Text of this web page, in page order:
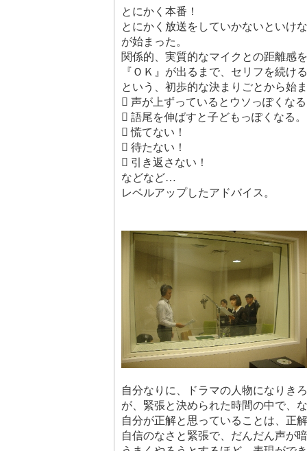
とにかく本番！
とにかく放送をしていかないといけ
が始まった。
関係的、実質的なマイクとの距離感
『ＯＫ』が出るまで、セリフを続け
という、初歩的な決まりごとから始
 声が上ずっているとウソっぽくな
 語尾を伸ばすと子どもっぽくなる。
 慌てない！
 待たない！
 引き返さない！
などなど…
レベルアップしたアドバイス。
自分なりに、ドラマの人物になりき
が、緊張と決められた時間の中で、
自分が正解と思っていることは、正
自信のなさと緊張で、だんだん声が